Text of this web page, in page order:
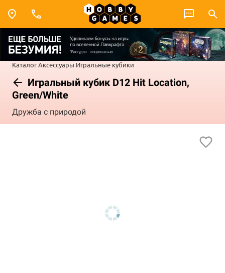
КаталогАксессуары Игральные кубики
Игральный кубик D12 Hit Location,
Green/White
Дружба с природой